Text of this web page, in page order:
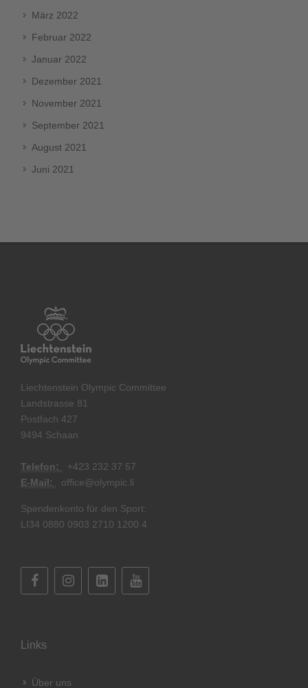
März 2022
Februar 2022
Januar 2022
Dezember 2021
November 2021
September 2021
August 2021
Juni 2021
Liechtenstein Olympic Committee
Landstrasse 81
Postfach 427
9494 Schaan
Telefon: +423 232 37 57
E-Mail:
office@olympic.li
Spendenkonto für den Sport:
LI34 0880 0903 2710 1200 4
Links
Über uns